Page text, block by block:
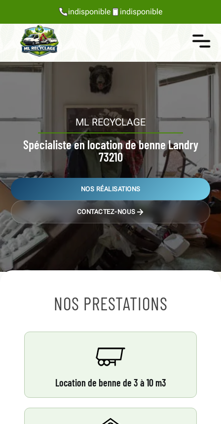
indisponible indisponible
ML RECYCLAGE
Spécialiste en location de benne Landry
73210
NOS RÉALISATIONS
CONTACTEZ-NOUS
NOS PRESTATIONS
Location de benne de 3 à 10 m3